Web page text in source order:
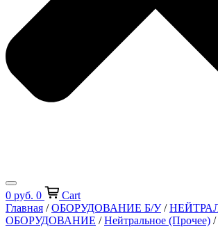
0 руб. 0
Cart
Главная /ОБОРУДОВАНИЕ Б/У/
ОБОРУДОВАНИЕ /Нейтральное (Прочее) /